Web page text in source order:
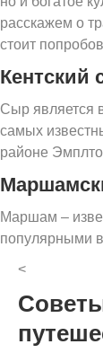
расскажем о
стоит
Кентский
Сыр является
самых
районе
Маршам –
популярными
<